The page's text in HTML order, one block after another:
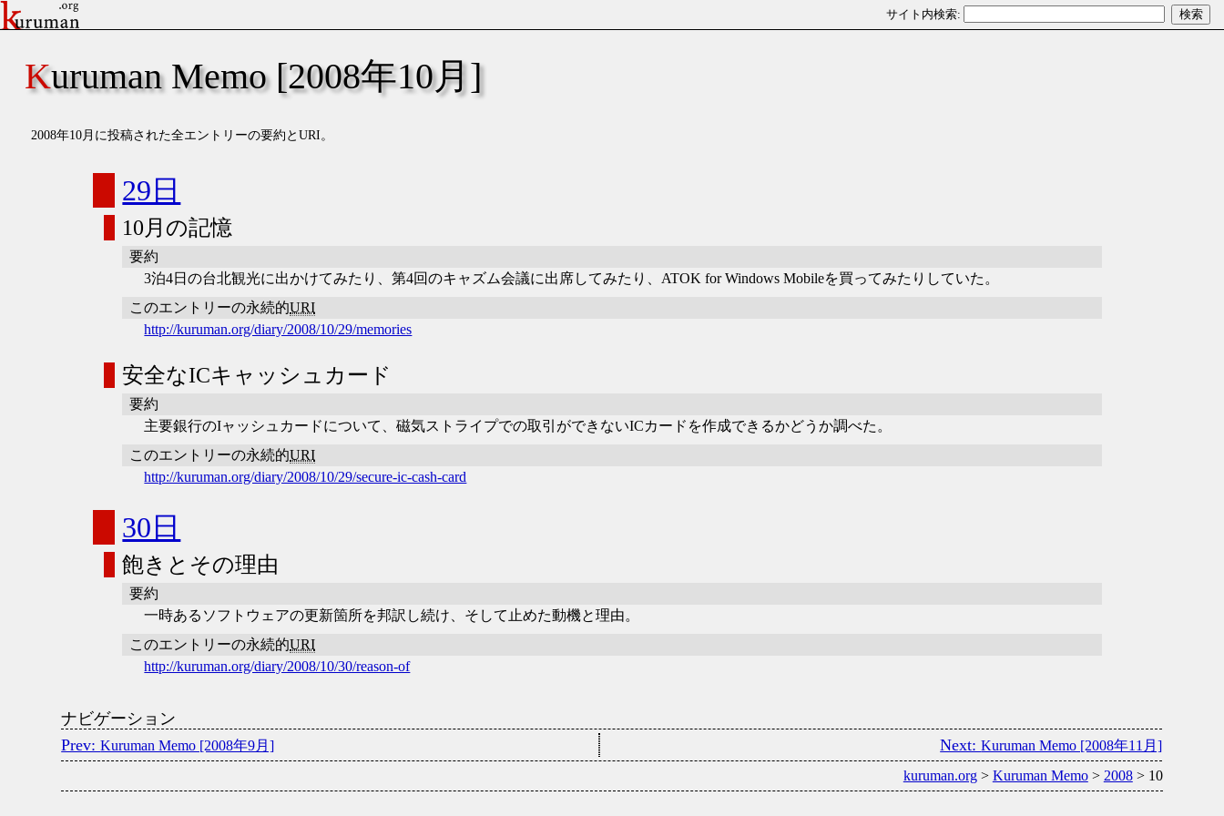
Kuruman Memo [2008年10月]
2008年10月に投稿された全エントリーの要約とURI。
29日
10月の記憶
要約
3泊4日の台北観光に出かけてみたり、第4回のキャズム会議に出席してみたり、ATOK for Windows Mobileを買ってみたりしていた。
このエントリーの永続的URI
http://kuruman.org/diary/2008/10/29/memories
安全なICキャッシュカード
要約
主要銀行のIャッシュカードについて、磁気ストライプでの取引ができないICカードを作成できるかどうか調べた。
このエントリーの永続的URI
http://kuruman.org/diary/2008/10/29/secure-ic-cash-card
30日
飽きとその理由
要約
一時あるソフトウェアの更新箇所を邦訳し続け、そして止めた動機と理由。
このエントリーの永続的URI
http://kuruman.org/diary/2008/10/30/reason-of
ナビゲーション
Kuruman Memo [2008年9月]
Kuruman Memo [2008年11月]
kuruman.org> Kuruman Memo> 2008> 10